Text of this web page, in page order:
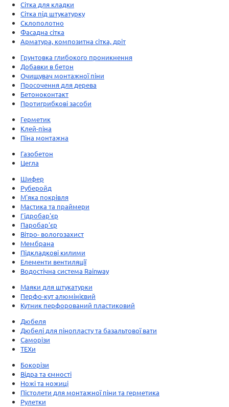
Сітка для кладки
Сітка під штукатурку
Склополотно
Фасадна сітка
Арматура, композитна сітка, дріт
Грунтовка глибокого проникнення
Добавки в бетон
Очищувач монтажної піни
Просочення для дерева
Бетоноконтакт
Протигрибкові засоби
Герметик
Клей-піна
Піна монтажна
Газобетон
Цегла
Шифер
Руберойд
М'яка покрівля
Мастика та праймери
Гідробар'єр
Паробар'єр
Вітро- вологозахист
Мембрана
Підкладкові килими
Елементи вентиляції
Водостічна система Rainway
Маяки для штукатурки
Перфо-кут алюмінієвий
Кутник перфорований пластиковий
Дюбеля
Дюбелі для пінопласту та базальтової вати
Саморізи
ТЕХи
Бокорізи
Відра та ємності
Ножі та ножиці
Пістолети для монтажної піни та герметика
Рулетки